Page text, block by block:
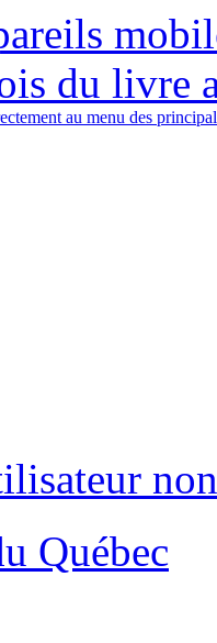
du livre
au menu des
Québec